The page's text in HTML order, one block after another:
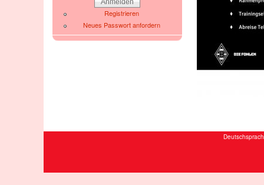
Registrieren
Neues Passwort anfordern